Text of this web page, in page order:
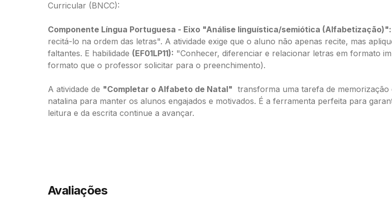
Curricular (BNCC):
Componente Língua Portuguesa - Eixo "Análise linguística/semiótica (Alfabetização)":
recitá-lo na ordem das letras". A atividade exige que o aluno não apenas recite, mas
faltantes. E habilidade (EF01LP11): "Conhecer, diferenciar e relacionar letras em formato
formato que o professor solicitar para o preenchimento).
A atividade de "Completar o Alfabeto de Natal" transforma uma tarefa de
natalina para manter os alunos engajados e motivados. É a ferramenta perfeita para
leitura e da escrita continue a avançar.
Avaliações